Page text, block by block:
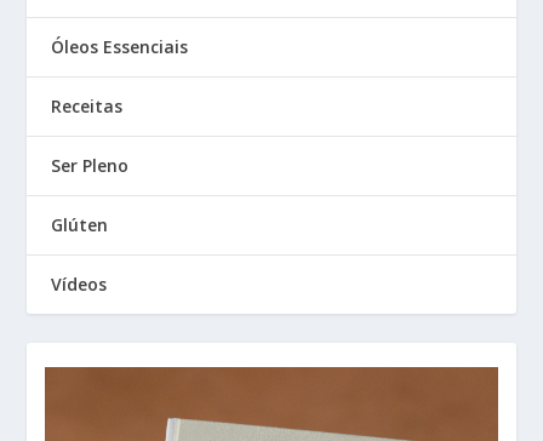
Óleos Essenciais
Receitas
Ser Pleno
Glúten
Vídeos